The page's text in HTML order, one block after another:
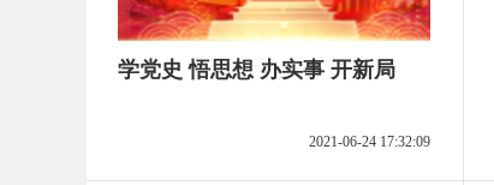
学党史 悟思想 办实事 开新局
2021-06-24 17:32:09